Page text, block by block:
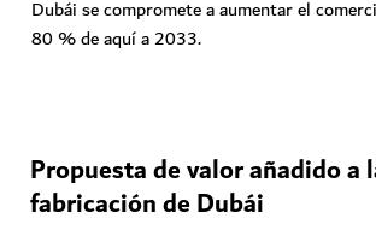
Dubái se compromete a aumentar el
80 % de aquí a 2033.
Propuesta de valor añadido a
fabricación de Dubái